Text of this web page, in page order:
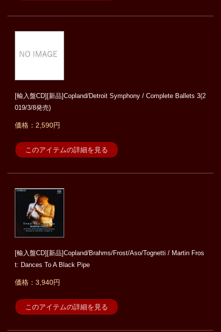
[輸入盤CD][新品]Copland/Detroit Symphony / Complete Ballets 3(2
019/3/8発売)
価格：2,590円
このアイテムの詳細を見る
[輸入盤CD][新品]Copland/Brahms/Frost/Aso/Tognetti / Martin Fros
t: Dances To A Black Pipe
価格：3,940円
このアイテムの詳細を見る